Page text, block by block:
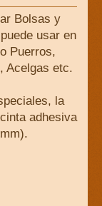
Bolsas y
usar en
Puerros,
Acelgas etc.
la
adhesiva